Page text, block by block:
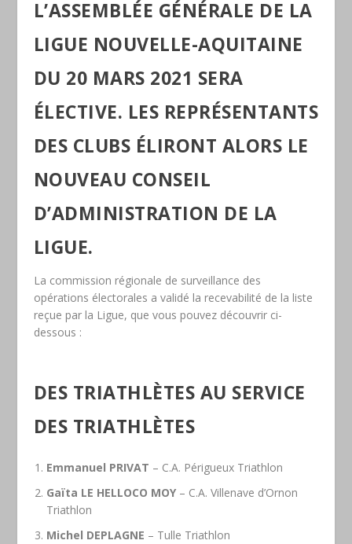
L’ASSEMBLÉE GÉNÉRALE DE LA
LIGUE NOUVELLE-AQUITAINE
DU 20 MARS 2021 SERA
ÉLECTIVE. LES REPRÉSENTANTS
DES CLUBS ÉLIRONT ALORS LE
NOUVEAU CONSEIL
D’ADMINISTRATION DE LA
LIGUE.
La commission régionale de surveillance des
opérations électorales a validé la recevabilité de la liste
reçue par la Ligue, que vous pouvez découvrir ci-
dessous :
DES TRIATHLÈTES AU SERVICE
DES TRIATHLÈTES
Emmanuel PRIVAT – C.A. Périgueux Triathlon
Gaïta LE HELLOCO MOY– C.A. Villenave d’Ornon
Triathlon
Michel DEPLAGNE – Tulle Triathlon